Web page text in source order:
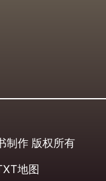
制作 版权所有
地图